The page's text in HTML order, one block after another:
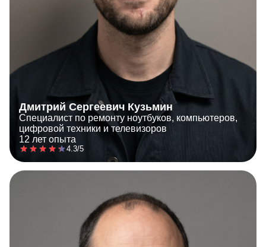
Дмитрий Сергеевич Кузьмин
Специалист по ремонту ноутбуков, компьютеров,
цифровой техники и телевизоров
12 лет опыта
4.3/5